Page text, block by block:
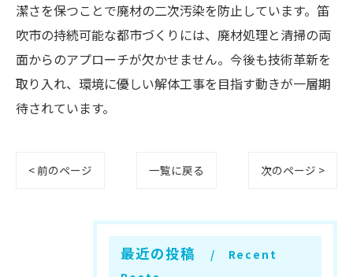
潔さを保つことで廃材の二次汚染を防止しています。笛
吹市の持続可能な都市づくりには、廃材処理と清掃の両
面からのアプローチが欠かせません。今後も技術革新を
取り入れ、環境に優しい解体工事を目指す動きが一層期
待されています。
< 前のページ 一覧に戻る 次のページ >
最近の投稿
Recent